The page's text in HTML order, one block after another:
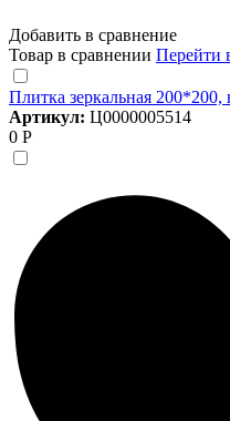
Добавить в сравнение
Товар в сравнении Перейти
Плитка зеркальная 200*200,
Артикул: Ц0000005514
0 Р